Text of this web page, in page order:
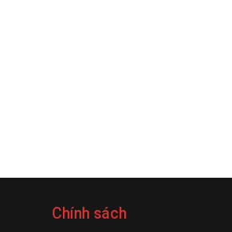
Chính sách